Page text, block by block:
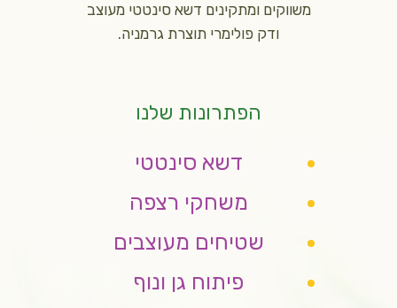
משווקים ומתקינים דשא סינטטי מעוצב
ודק פולימרי תוצרת גרמניה.
הפתרונות שלנו
דשא סינטטי
משחקי רצפה
שטיחים מעוצבים
פיתוח גן ונוף